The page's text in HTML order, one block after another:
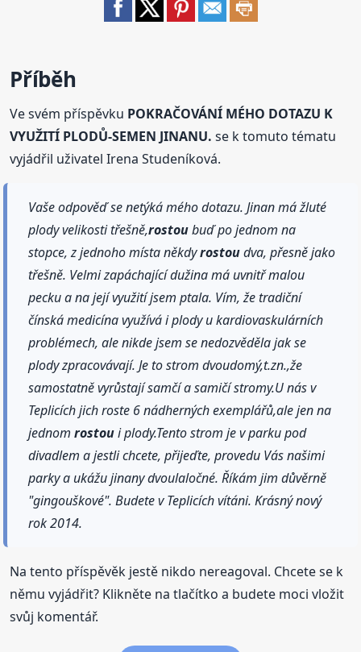
Příběh
Ve svém příspěvku POKRAČOVÁNÍ MÉHO DOTAZU K
VYUŽITÍ PLODŮ-SEMEN JINANU. se k tomuto tématu
vyjádřil uživatel Irena Studeníková.
Vaše odpověď se netýká mého dotazu. Jinan má žluté
plody velikosti třešně,rostoubuď po jednom na
stopce, z jednoho místa někdyrostoudva, přesně jako
třešně. Velmi zapáchající dužina má uvnitř malou
pecku a na její využití jsem ptala. Vím, že tradiční
čínská medicína využívá i plody u kardiovaskulárních
problémech, ale nikde jsem se nedozvěděla jak se
plody zpracovávají. Je to strom dvoudomý,t.zn.,že
samostatně vyrůstají samčí a samičí stromy.U nás v
Teplicích jich roste 6 nádherných exemplářů,ale jen na
jednomrostoui plody.Tento strom je v parku pod
divadlem a jestli chcete, přijeďte, provedu Vás našimi
parky a ukážu jinany dvoulaločné. Říkám jim důvěrně
"gingouškové". Budete v Teplicích vítáni. Krásný nový
rok 2014.
Na tento příspěvěk jestě nikdo nereagoval. Chcete se k
němu vyjádřit? Klikněte na tlačítko a budete moci vložit
svůj komentář.